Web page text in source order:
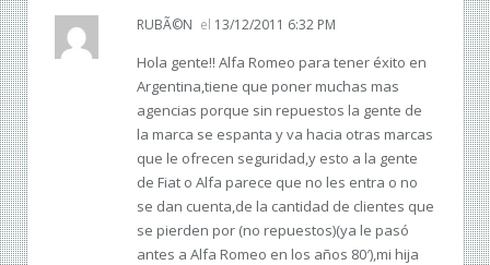
RUBÃ©N el 13/12/2011 6:32 PM
Hola gente!! Alfa Romeo para tener éxito en
Argentina,tiene que poner muchas mas
agencias porque sin repuestos la gente de
la marca se espanta y va hacia otras marcas
que le ofrecen seguridad,y esto a la gente
de Fiat o Alfa parece que no les entra o no
se dan cuenta,de la cantidad de clientes que
se pierden por (no repuestos)(ya le pasó
antes a Alfa Romeo en los años 80′),mi hija